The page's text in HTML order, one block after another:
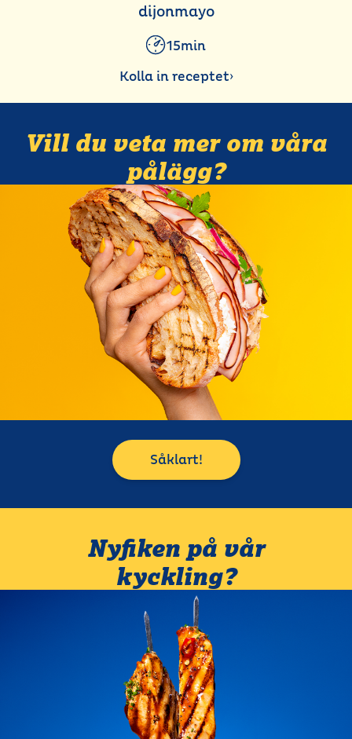
dijonmayo
15min
Kolla in receptet›
Vill du veta mer om våra
pålägg?
Såklart!
Nyfiken på vår
kyckling?